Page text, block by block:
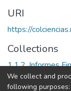
URI
https://
Collections
1.1.2. Informes
Full item
We collect and
following purposes: